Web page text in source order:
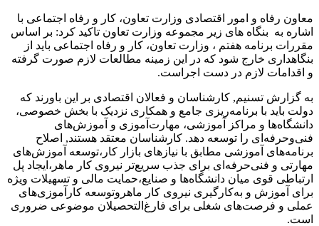
معاون رفاه و امور اقتصادی وزارت تعاون، کار و رفاه اجتماعی با
اشاره به بنگاه های زیر مجموعه وزارت تعاون تاکید کرد: بر اساس
مقررات برنامه هفتم ، وزارت تعاون، کار و رفاه اجتماعی باید از
بنگاهداری خارج شود که در این زمینه مطالعات لازم صورت گرفته
و اقدامات لازم در دست اجراست.
به گزارش تسنیم, کارشناسان و فعالان اقتصادی بر این باورند که
دولت باید با برنامه‌ریزی جامع و همکاری نزدیک با بخش خصوصی،
دانشگاه‌ها و مراکز آموزشی، مهارت‌آموزی و آموزش‌های
فنی‌وحرفه‌ای را توسعه دهد. کارشناسان معتقد هستند, اصلاح
برنامه‌های آموزشی مطابق با نیازهای بازار کار،توسعه آموزش‌های
مهارتی و فنی‌حرفه‌ای برای جذب سریع‌تر نیروی کار ماهر،ایجاد پل
ارتباطی قوی میان دانشگاه‌ها و صنایع،حمایت مالی و تسهیلات ویژه
برای آموزش و به‌کارگیری نیروی کار ماهروتوسعه کارآموزی‌های
عملی و فرصت‌های شغلی برای فارغ‌التحصیلان موضوعی ضروری
است.